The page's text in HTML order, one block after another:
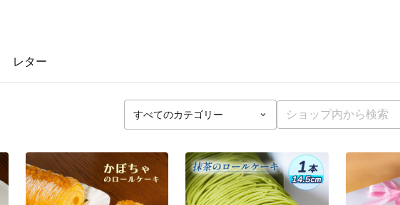
レター